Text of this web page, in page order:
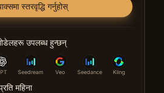
स्तरवृद्धि गर्नुहोस्
उपलब्ध हुन्छन्
Seedream Veo Seedance Kling
महिना